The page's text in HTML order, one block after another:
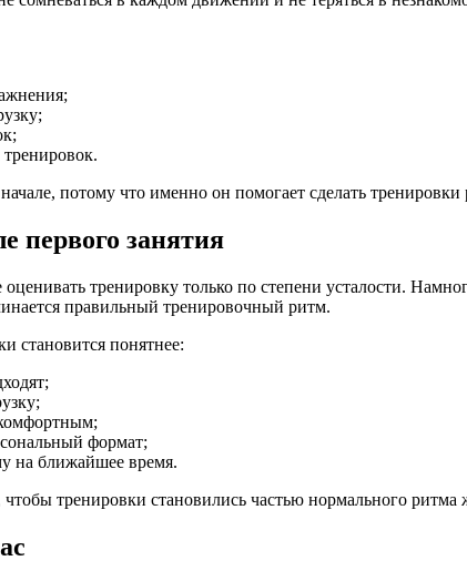
потому что именно он помогает сделать
первого занятия
тренировку только по степени усталости.
правильный тренировочный ритм.
становится понятнее:
формат;
на ближайшее время.
тренировки становились частью нормального ритма